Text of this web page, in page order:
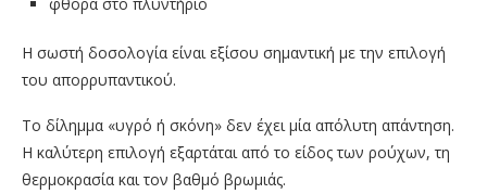
Η σωστή δοσολογία είναι εξίσου σημαντική με την επιλογή
του απορρυπαντικού.
Το δίλημμα «υγρό ή σκόνη» δεν έχει μία απόλυτη απάντηση.
Η καλύτερη επιλογή εξαρτάται από το είδος των ρούχων, τη
θερμοκρασία και τον βαθμό βρωμιάς.